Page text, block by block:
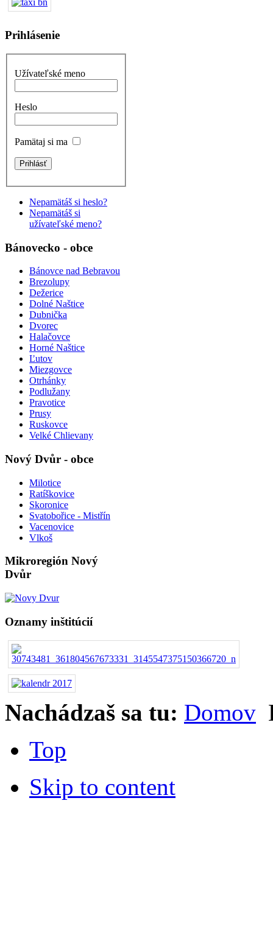
Prihlásenie
Užívateľské meno
Heslo
Pamätaj si ma
Nepamätáš si heslo?
Nepamätáš si
užívateľské meno?
Bánovecko - obce
Bánovce nad Bebravou
Brezolupy
Dežerice
Dolné Naštice
Dubnička
Dvorec
Halačovce
Horné Naštice
Ľutov
Miezgovce
Otrhánky
Podlužany
Pravotice
Prusy
Ruskovce
Velké Chlievany
Nový Dvůr - obce
Milotice
Ratíškovice
Skoronice
Svatobořice - Mistřín
Vacenovice
Vlkoš
Mikroregión Nový
Dvůr
Oznamy inštitúcií
Nachádzaš sa tu: Domov
Top
Skip to content